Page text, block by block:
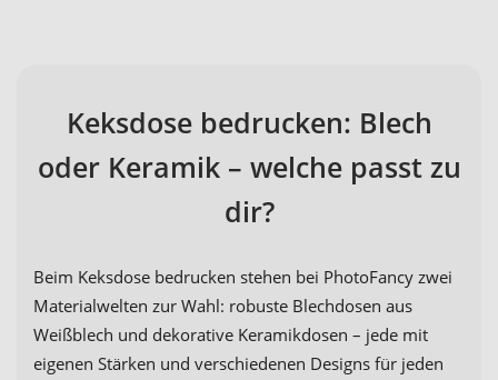
Keksdose bedrucken: Blech
oder Keramik – welche passt zu
dir?
Beim Keksdose bedrucken stehen bei PhotoFancy zwei
Materialwelten zur Wahl: robuste Blechdosen aus
Weißblech und dekorative Keramikdosen – jede mit
eigenen Stärken und verschiedenen Designs für jeden